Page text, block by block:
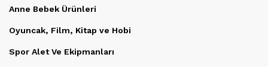
Anne Bebek Ürünleri
Oyuncak, Film, Kitap ve Hobi
Spor Alet Ve Ekipmanları